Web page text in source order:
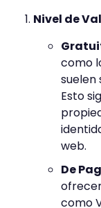
Nivel de
como
suelen
Esto
web.
De
como